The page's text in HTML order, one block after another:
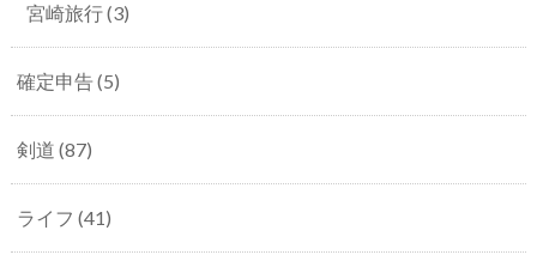
宮崎旅行(3)
確定申告(5)
剣道 (87)
ライフ (41)